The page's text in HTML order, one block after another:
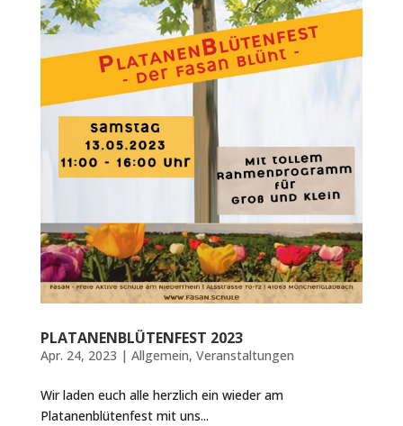
PLATANENBLÜTENFEST 2023
Apr. 24, 2023 | Allgemein, Veranstaltungen
Wir laden euch alle herzlich ein wieder am
Platanenblütenfest mit uns...